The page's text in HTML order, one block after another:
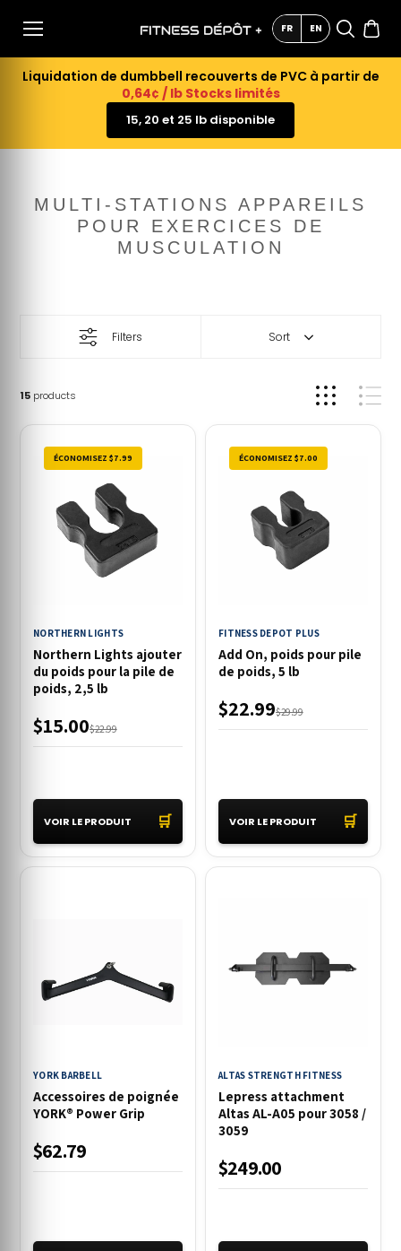
CONTE
NU FR EN
Liquidation de dumbbell recouverts de PVC à partir de
0,64¢ / lb Stocks limités
15, 20 et 25 lb disponible
MULTI-STATIONS APPAREILS
POUR EXERCICES DE
MUSCULATION
Filters Sort
15 products
ÉCONOMISEZ $7.99
NORTHERN LIGHTS
Northern Lights ajouter
du poids pour la pile de
poids, 2,5 lb
$22.99
$15.00
VOIR LE PRODUIT 🛒
ÉCONOMISEZ $7.00
FITNESS DEPOT PLUS
Add On, poids pour pile
de poids, 5 lb
$29.99
$22.99
VOIR LE PRODUIT 🛒
YORK BARBELL
Accessoires de poignée
YORK® Power Grip
$62.79
ALTAS STRENGTH FITNESS
Lepress attachment
Altas AL-A05 pour 3058 /
3059
$249.00